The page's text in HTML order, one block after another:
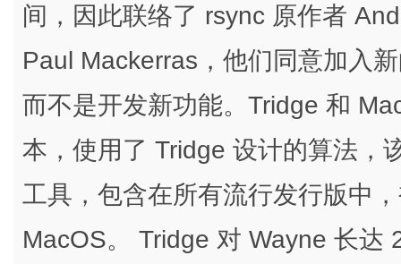
间，因此联络了 rsync 原作者
Paul Mackerras，他们同意加入
而不是开发新功能。Tridge 和
本，使用了 Tridge 设计的算法，
工具，包含在所有流行发行版中
MacOS。 Tridge 对 Wayne 长达